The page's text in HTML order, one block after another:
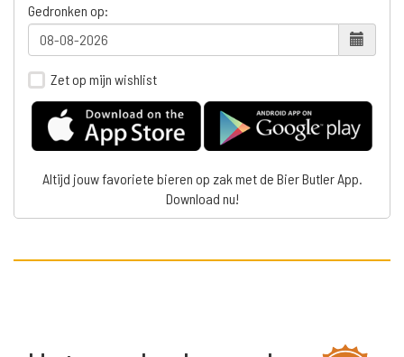
Gedronken op:
Zet op mijn wishlist
Altijd jouw favoriete bieren op zak met de Bier Butler App.
Download nu!